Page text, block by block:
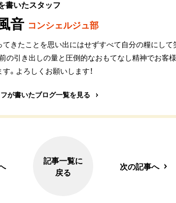
書いたスタッフ
音 コンシェルジュ部
てきたことを思い出にはせずすべて自分の糧にして
前の引き出しの量と圧倒的なおもてなし精神でお客
。よろしくお願いします！
が書いたブログ一覧を見る
記事一覧に
戻る
次の記事へ